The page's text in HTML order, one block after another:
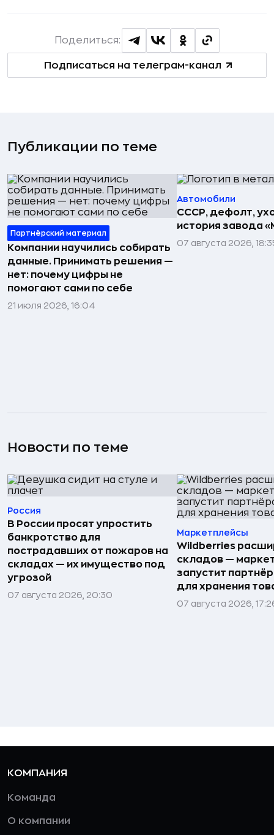
Подписаться на телеграм-канал
Поделиться:
Публикации по теме
Партнёрский материал
Компании научились собирать
данные. Принимать решения —
нет: почему цифры не
помогают сами по себе
21 июля 2026, 16:04
Автомобили
СССР, дефолт,
история завода
07 августа 2026,
Новости по теме
Россия
В России просят упростить
банкротство для
пострадавших от пожаров на
складах — их имущество под
угрозой
07 августа 2026, 20:30
Маркетплейсы
Wildberries
складов —
запустит
для хранения
07 августа 2026,
КОМПАНИЯ
Команда
О компании